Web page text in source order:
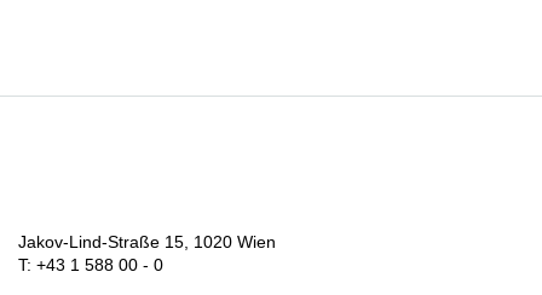
Jakov-Lind-Straße 15, 1020 Wien
T: +43 1 588 00 - 0